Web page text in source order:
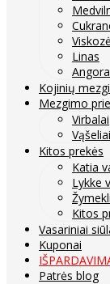
Viskozė
Linas
Angora
Kojinių
Mezgimo
Virbalai
Vąšeliai
Kitos prekės
Katia
Lykke
Kitos
Vasariniai
Kuponai
Patrės blog